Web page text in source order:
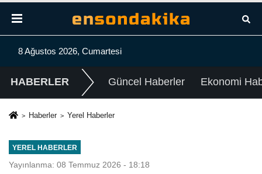
8 Ağustos 2026, Cumartesi
HABERLER Güncel Haberler Ekonomi
Haberler Yerel Haberler
YEREL HABERLER
Yayınlanma: 08 Temmuz 2026 - 18:18